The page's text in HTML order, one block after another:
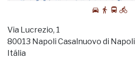
Via Lucrezio, 1
80013 Napoli Casalnuovo di Napoli
Itália